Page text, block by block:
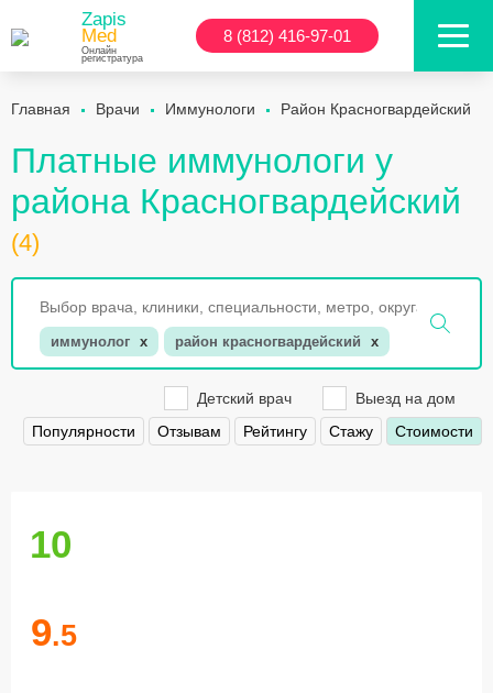
Zapis
Med
Онлайн
регистратура
8 (812) 416-97-01
Главная Врачи Иммунологи Район Красногвардейский
Платные иммунологи у
района Красногвардейский
(4)
иммунолог x район красногвардейский x
Детский врач
Выезд на дом
Популярности
Отзывам Рейтингу Стажу Стоимости
10
9.5